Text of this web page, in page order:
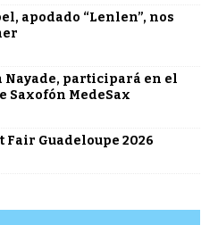
apodado “Lenlen”, nos
participará en el
Saxofón MedeSax
Fair Guadeloupe 2026